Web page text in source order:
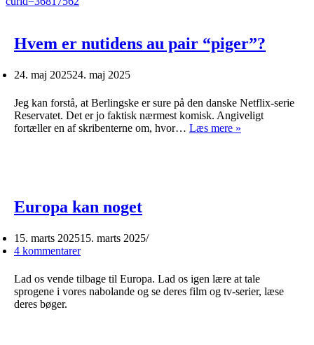
Hvem er nutidens au pair “piger”?
24. maj 202524. maj 2025
Jeg kan forstå, at Berlingske er sure på den danske Netflix-serie
Reservatet. Det er jo faktisk nærmest komisk. Angiveligt
fortæller en af skribenterne om, hvor… Læs mere »
Europa kan noget
15. marts 202515. marts 2025
4 kommentarer
Lad os vende tilbage til Europa. Lad os igen lære at tale
sprogene i vores nabolande og se deres film og tv-serier, læse
deres bøger.